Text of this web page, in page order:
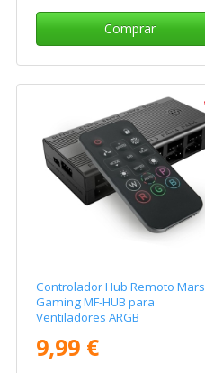
Comprar
Controlador Hub Remoto Mars
Gaming MF-HUB para
Ventiladores ARGB
9,99 €